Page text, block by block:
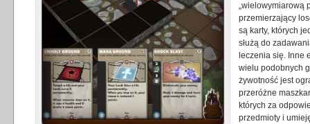
„wielowymiarową
przemierzający
są karty, których
służą do
leczenia się. Inne
wielu podobnych
żywotność jest
przeróżne
których za
przedmioty i